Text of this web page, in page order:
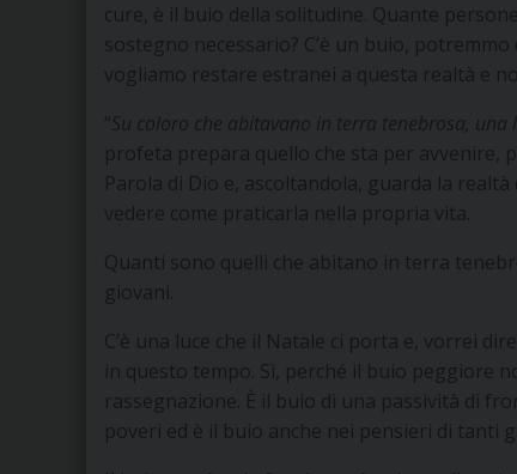
cure, è il buio della solitudine. Quante
sostegno necessario? C’è un buio,
vogliamo restare estranei a questa realtà e
Su coloro che abitavano in terra tenebrosa, una
profeta prepara quello che sta per avvenire,
Parola di Dio e, ascoltandola, guarda la
vedere come praticarla nella propria vita.
Quanti sono quelli che abitano in terra
giovani.
C’è una luce che il Natale ci porta e, vorrei
in questo tempo. Sì, perché il buio peggiore
rassegnazione. È il buio di una passività di
poveri ed è il buio anche nei pensieri di tanti